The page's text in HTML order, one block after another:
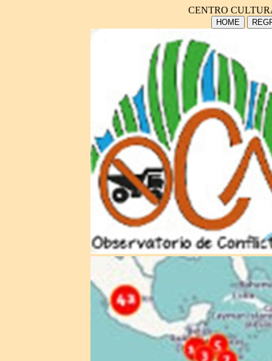
CENTRO
HOME